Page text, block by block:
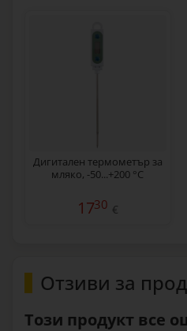
Дигитален термометър за
мляко, -50...+200 °C
1730 €
Отзиви за
Този продукт все